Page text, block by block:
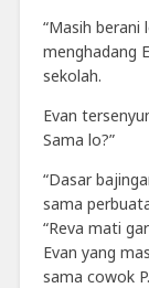
“Masih berani
menghadang
sekolah.
Evan
Sama lo?”
“Dasar
sama
“Reva mati
Evan yang
sama cowok